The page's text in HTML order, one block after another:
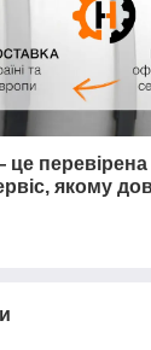
перевірена
якому